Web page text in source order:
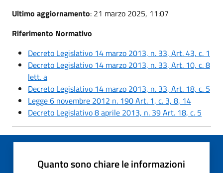
Ultimo aggiornamento: 21 marzo 2025, 11:07
Riferimento Normativo
Decreto Legislativo 14 marzo 2013, n. 33, Art. 43, c. 1
Decreto Legislativo 14 marzo 2013, n. 33, Art. 10, c. 8
lett. a
Decreto Legislativo 14 marzo 2013, n. 33, Art. 18, c. 5
Legge 6 novembre 2012 n. 190 Art. 1, c. 3, 8, 14
Decreto Legislativo 8 aprile 2013, n. 39 Art. 18, c. 5
Quanto sono chiare le informazioni